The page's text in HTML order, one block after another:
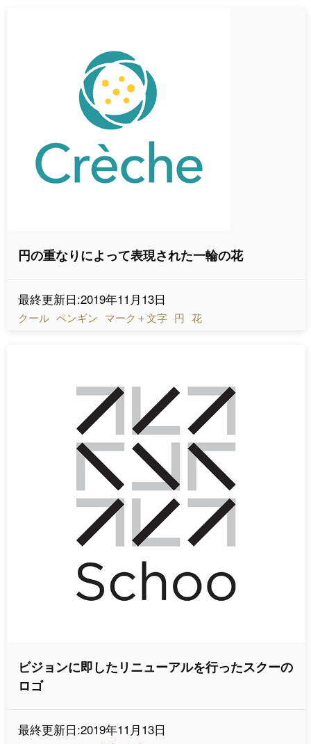
円の重なりによって表現された一輪の花
最終更新日:2019年11月13日
クール ペンギン マーク＋文字 円 花
ビジョンに即したリニューアルを行ったスクーの
ロゴ
最終更新日:2019年11月13日